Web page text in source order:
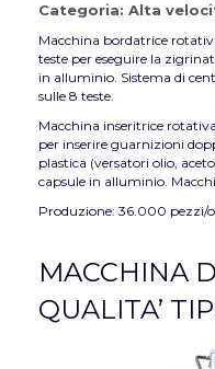
Categoria: Alta
Macchina bordatrice
teste per eseguire la
in alluminio. Sistema di
sulle 8 teste.
Macchina inseritrice
per inserire guarnizioni
plastica (versatori olio,
capsule in alluminio.
Produzione: 36.000 pezzi/
MACCHINA
QUALITA’